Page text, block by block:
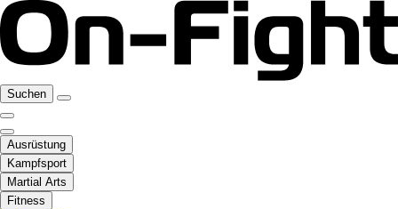
Suchen
Ausrüstung
Kampfsport
Martial Arts
Fitness